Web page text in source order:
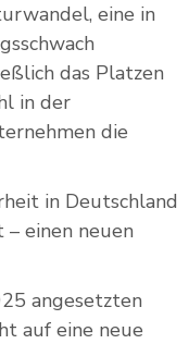
eine in
das Platzen
in der
die
in Deutschland
einen neuen
angesetzten
auf eine neue